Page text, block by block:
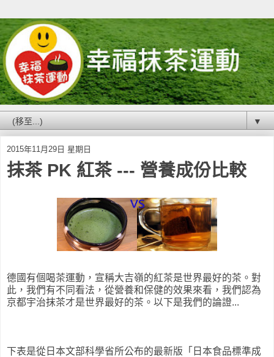
▼
2015年11月29日 星期日
抹茶 PK 紅茶 --- 營養成份比較
德國有個喝茶運動，宣稱大吉嶺的紅茶是世界最好的茶。對
此，我們有不同看法，從營養和保健的效果來看，我們認為
京都宇治抹茶才是世界最好的茶。以下是我們的論證...
下表是從日本文部科學省所公布的最新版「日本食品標準成